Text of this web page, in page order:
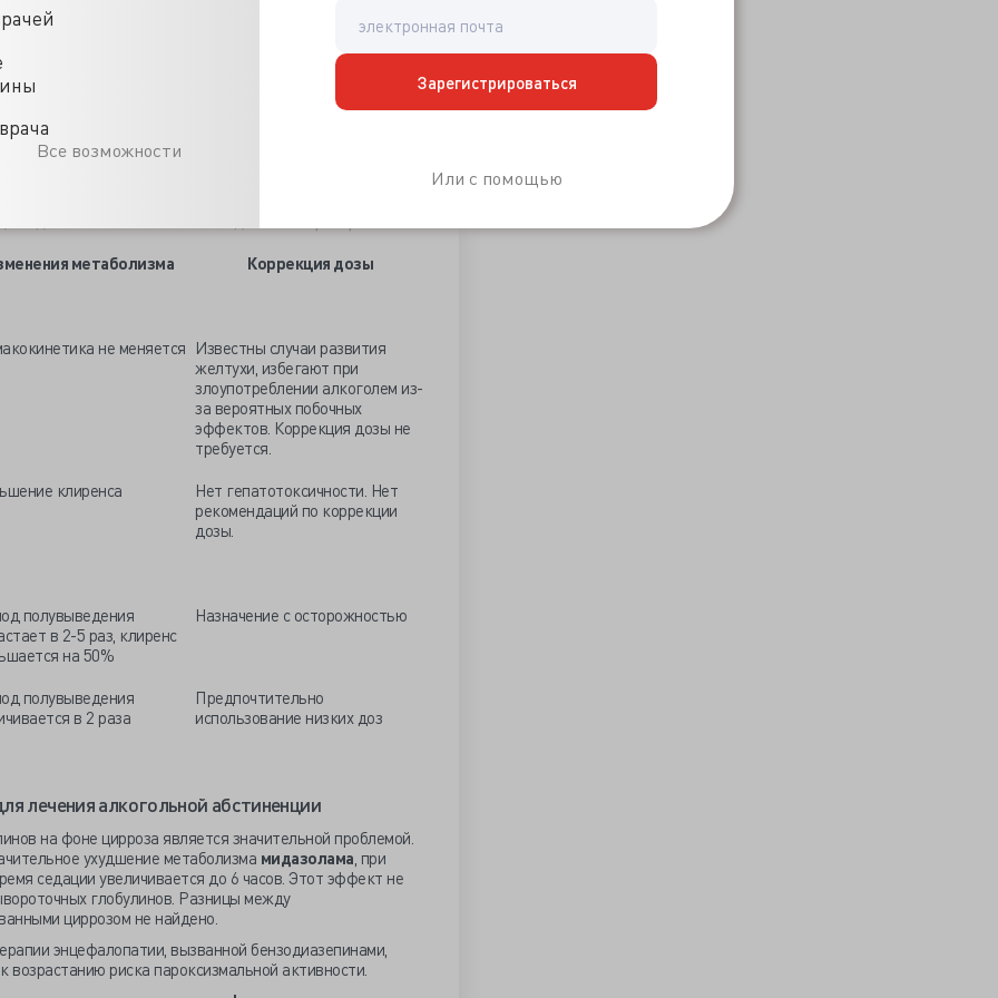
Все возможности
Зарегистрироваться
Или с помощью
сопровождается побочными эффектами, особенно
препаратами.
на фоне цирроза приводит к гастроинтестинальным
захвата серотонина и нейролептиков или
к развитию серотонинового синдрома у
для антипсихотических и седативных препаратов
метаболизма
Коррекция дозы
не меняется Известны случаи развития
желтухи, избегают при
злоупотреблении алкоголем из-
за вероятных побочных
эффектов. Коррекция дозы не
требуется.
клиренса
Нет гепатотоксичности. Нет
рекомендаций по коррекции
дозы.
полувыведения
в 2-5 раз, клиренс
на 50%
Назначение с осторожностью
полувыведения
в 2 раза
Предпочтительно
использование низких доз
лечения алкогольной абстиненции
на фоне цирроза является значительной проблемой.
ухудшение метаболизма мидазолама, при
седации увеличивается до 6 часов. Этот эффект не
глобулинов. Разницы между
циррозом не найдено.
энцефалопатии, вызванной бензодиазепинами,
возрастанию риска пароксизмальной активности.